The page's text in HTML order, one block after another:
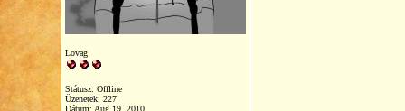
Lovag
Státusz: Offline
Üzenetek: 227
Dátum: Aug 19, 2010